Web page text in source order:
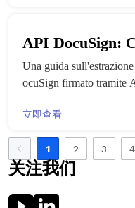
API DocuSign:
Data" (Dati del
Una guida
ocuSign firmato tramite
立即查看
1 2 3 4
关注我们